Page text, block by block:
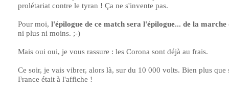
prolétariat contre le tyran ! Ça ne s'invente pas.
Pour moi, l'épilogue de ce match sera l'épilogue... de la marche
ni plus ni moins. ;-)
Mais oui oui, je vous rassure : les Corona sont déjà au frais.
Ce soir, je vais vibrer, alors là, sur du 10 000 volts. Bien plus que
France était à l'affiche !